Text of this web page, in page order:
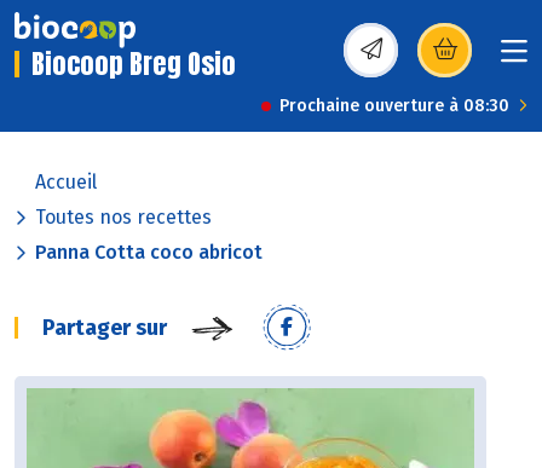
Biocoop Breg Osio (s’ouvre dans une
Prochaine ouverture à 08:30
Accueil
Toutes nos recettes
Panna Cotta coco abricot
Partager sur